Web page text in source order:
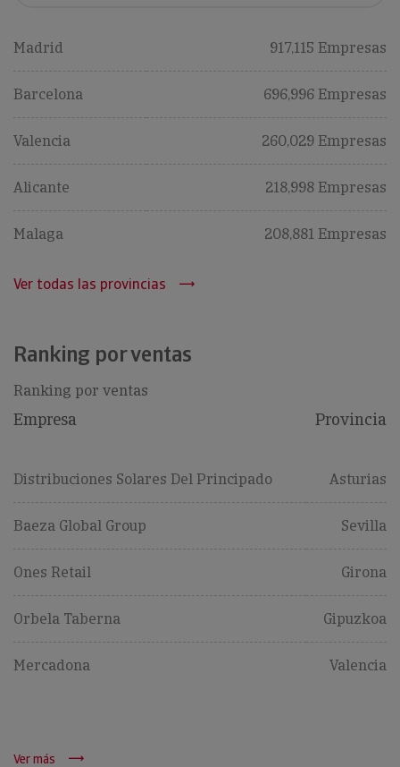
Madrid 917,115 Empresas
Barcelona 696,996 Empresas
Valencia 260,029 Empresas
Alicante 218,998 Empresas
Malaga 208,881 Empresas
Ver todas las provincias
Ranking por ventas
Ranking por ventas
Empresa Provincia
Distribuciones Solares Del Principado Asturias
Baeza Global Group Sevilla
Ones Retail Girona
Orbela Taberna Gipuzkoa
Mercadona Valencia
Ver más